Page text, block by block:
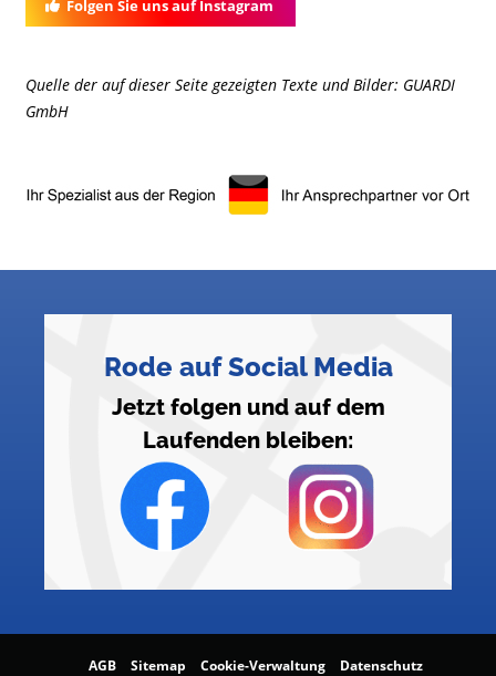
Folgen Sie uns auf Instagram
Quelle der auf dieser Seite gezeigten Texte und Bilder: GUARDI
GmbH
Rode auf Social Media
Jetzt folgen und auf dem
Laufenden bleiben:
AGB Sitemap Cookie-Verwaltung
Datenschutz